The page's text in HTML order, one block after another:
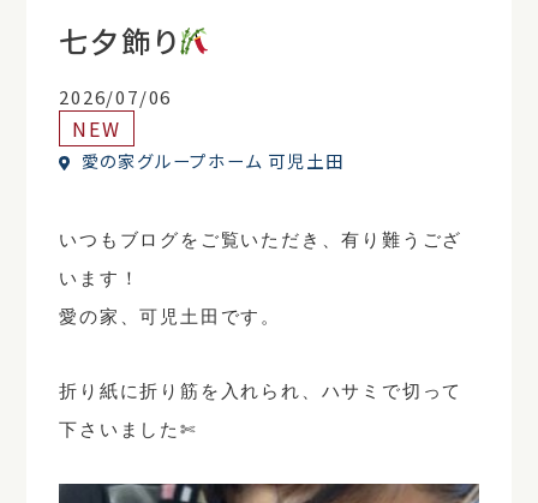
七夕飾り
2026/07/06
NEW
愛の家グループホーム 可児土田
いつもブログをご覧いただき、有り難うござ
います！
愛の家、可児土田です。
折り紙に折り筋を入れられ、ハサミで切って
下さいました✄